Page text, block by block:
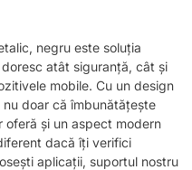
negru este soluția
atât siguranță, cât și
mobile. Cu un design
doar că îmbunătățește
oferă și un aspect modern
dacă îți verifici
aplicații, suportul nostru